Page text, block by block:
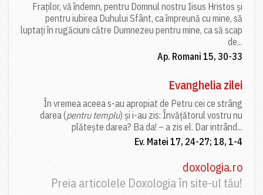
Fraților, vă îndemn, pentru Domnul nostru Iisus Hristos și
pentru iubirea Duhului Sfânt, ca împreună cu mine, să
luptați în rugăciuni către Dumnezeu pentru mine, ca să scap
de...
Ap. Romani 15, 30-33
Evanghelia zilei
În vremea aceea s-au apropiat de Petru cei ce strâng
darea (pentru templu) și i-au zis: Învățătorul vostru nu
plătește darea? Ba da! – a zis el. Dar intrând...
Ev. Matei 17, 24-27; 18, 1-4
doxologia.ro
Preia articolele Doxologia în site-ul tău!